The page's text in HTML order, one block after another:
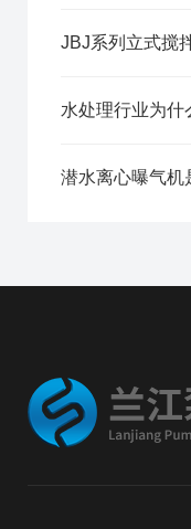
JBJ系列立式搅
潜水离心曝气机